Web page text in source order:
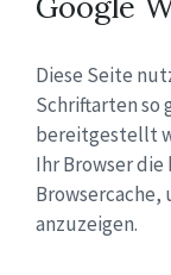
Diese Seite
Schriftarten so
bereitgestellt
Ihr Browser
anzuzeigen.